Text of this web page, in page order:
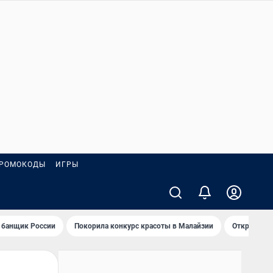
ИГРЫ
России Покорила конкурс красоты в Малайзии Открыл